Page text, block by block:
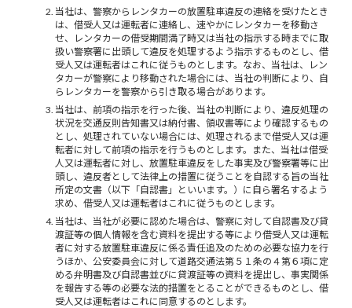
当社は、警察からレンタカーの放置駐車違反の連絡を受けたとき
は、借受人又は運転者に連絡し、速やかにレンタカーを移動さ
せ、レンタカーの借受期間満了時又は当社の指示する時までに取
扱い警察署に出頭して違反を処理するよう指示するものとし、借
受人又は運転者はこれに従うものとします。なお、当社は、レン
タカーが警察により移動された場合には、当社の判断により、自
らレンタカーを警察から引き取る場合があります。
当社は、前項の指示を行った後、当社の判断により、違反処理の
状況を交通反則告知書又は納付書、領収書等により確認するもの
とし、処理されていない場合には、処理されるまで借受人又は運
転者に対して前項の指示を行うものとします。また、当社は借受
人又は運転者に対し、放置駐車違反をした事実及び警察署等に出
頭し、違反者として法律上の措置に従うことを自認する旨の当社
所定の文書（以下「自認書」といいます。）に自ら署名するよう
求め、借受人又は運転者はこれに従うものとします。
当社は、当社が必要に認めた場合は、警察に対して自認書及び貸
渡証等の個人情報を含む資料を提出する等により借受人又は運転
者に対する放置駐車違反に係る責任追及のための必要な協力を行
うほか、公安委員会に対して道路交通法第５１条の４第６項に定
める弁明書及び自認書並びに貸渡証等の資料を提出し、事実関係
を報告する等の必要な法的措置をとることができるものとし、借
受人又は運転者はこれに同意するのとします。